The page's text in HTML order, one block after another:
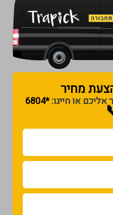
מחיר​
אליכם או חייגו:*6804